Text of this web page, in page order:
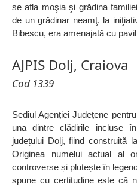
se afla moşia şi grădina
de un grădinar neamţ, la
Bibescu, era amenajată cu
AJPIS Dolj, Craiova
Cod 1339
Sediul Agenției Județene
una dintre clădirile incluse
județului Dolj, fiind construită
Originea numelui actual al
controverse și plutește în
spune cu certitudine este că